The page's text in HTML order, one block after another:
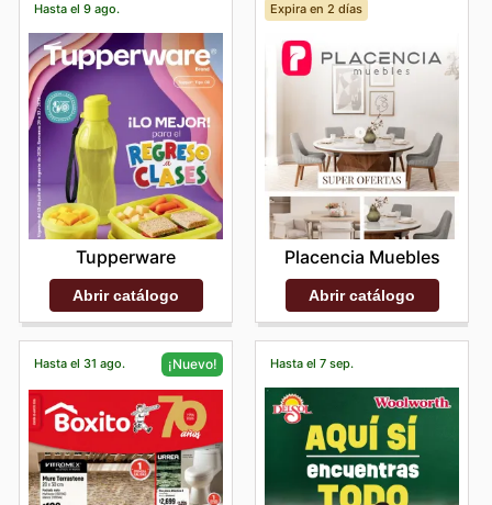
Hasta el 9 ago.
Tupperware
Abrir catálogo
Expira en 2 días
Placencia Muebles
Abrir catálogo
Hasta el 31 ago. ¡Nuevo! Hasta el 7 sep.